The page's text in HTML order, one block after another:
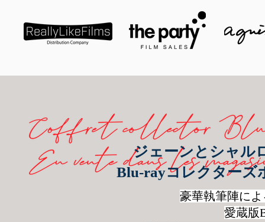
豪華執筆陣に
愛蔵版
ジェーンとシャル
Blu-rayコレクターズ